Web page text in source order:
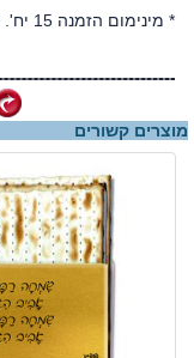
* מינימום הזמנה 15 יח'.
מוצרים קשורים